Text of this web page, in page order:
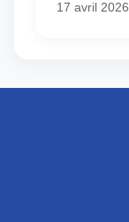
17 avril 2026